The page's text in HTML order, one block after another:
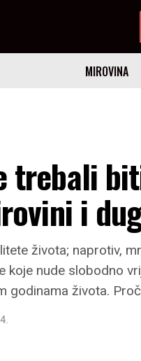
MIROVINA
trebali
i
života; naprotiv,
koje nude slobodno
godinama života.